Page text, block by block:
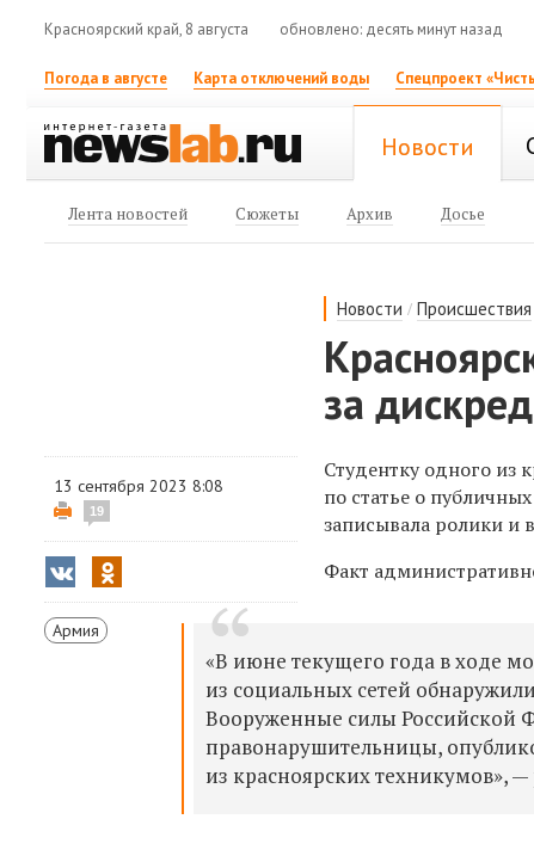
Красноярский край, 8 августа обновлено: десять минут назад
Погода в августе Карта отключений воды Спецпроект
Новости
Лента новостей Сюжеты Архив Досье
Новости /Происшествия
за
13 сентября 2023 8:08
19
Армия
Студентку одного из
по статье о
записывала ролики и
Факт
«В июне текущего года в ходе
из социальных сетей
Вооруженные силы Российской
правонарушительницы,
из красноярских техникумов», —